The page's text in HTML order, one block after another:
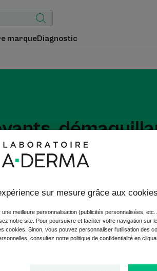
marqueDiagnostic
démaquillants, spécialement formulés
tout en respectant l’équilibre naturel de la
sur mesure grâce aux
meilleure personnalisation (publicités personnalisées,
notre site. Pour poursuivre et faciliter votre navigation sur
cookies. Sinon, vous pouvez personnaliser l'utilisation des
consultez notre politique de confidentialité en